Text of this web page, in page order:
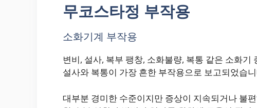
무코스타정 부작용
소화기계 부작용
변비, 설사, 복부 팽창, 소화불량, 복통 같은 소화
설사와 복통이 가장 흔한 부작용으로 보고되었습
대부분 경미한 수준이지만 증상이 지속되거나 불